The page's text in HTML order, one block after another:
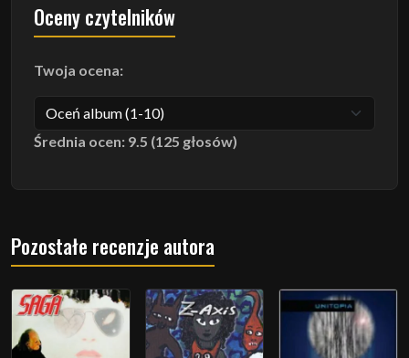
Oceny czytelników
Twoja ocena:
Średnia ocen: 9.5 (125 głosów)
Pozostałe recenzje autora